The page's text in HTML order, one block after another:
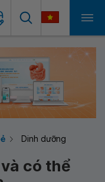
Dinh dưỡng
có thể